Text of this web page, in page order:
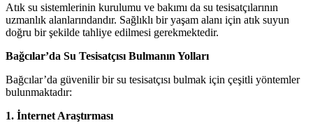
Atık su sistemlerinin kurulumu ve bakımı da su tesisatçılarının
uzmanlık alanlarındandır. Sağlıklı bir yaşam alanı için atık suyun
doğru bir şekilde tahliye edilmesi gerekmektedir.
Bağcılar’da Su Tesisatçısı Bulmanın Yolları
Bağcılar’da güvenilir bir su tesisatçısı bulmak için çeşitli yöntemler
bulunmaktadır:
1. İnternet Araştırması